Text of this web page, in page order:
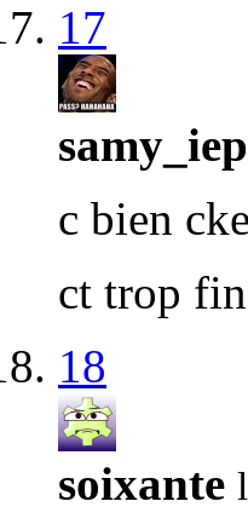
17
samy_iep
c bien
ct trop
18
soixante